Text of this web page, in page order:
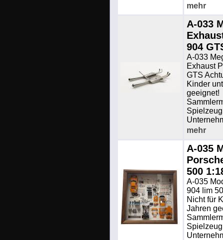
mehr
A-033
904
A-033
Exhaust
GTS
Kinder
geeignet!
mehr
A-035
500
A-035
904 lim
Nicht für
Jahren